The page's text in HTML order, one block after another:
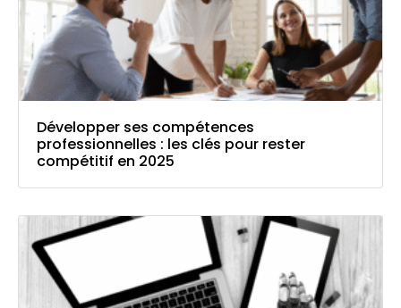
Développer ses compétences
professionnelles : les clés pour rester
compétitif en 2025